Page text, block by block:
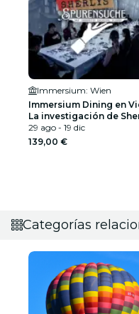
Immersium: Wien
Immersium Dining en
La investigación de
29 ago - 19 dic
139,00 €
Categorías